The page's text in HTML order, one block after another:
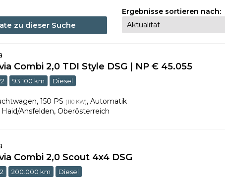
zu dieser Suche
Ergebnisse sortieren nach:
Combi 2,0 TDI Style DSG | NP € 45.055
93.100 km Diesel
,150 PS (110 KW),Automatik
Haid/Ansfelden, Oberösterreich
Combi 2,0 Scout 4x4 DSG
200.000 km Diesel